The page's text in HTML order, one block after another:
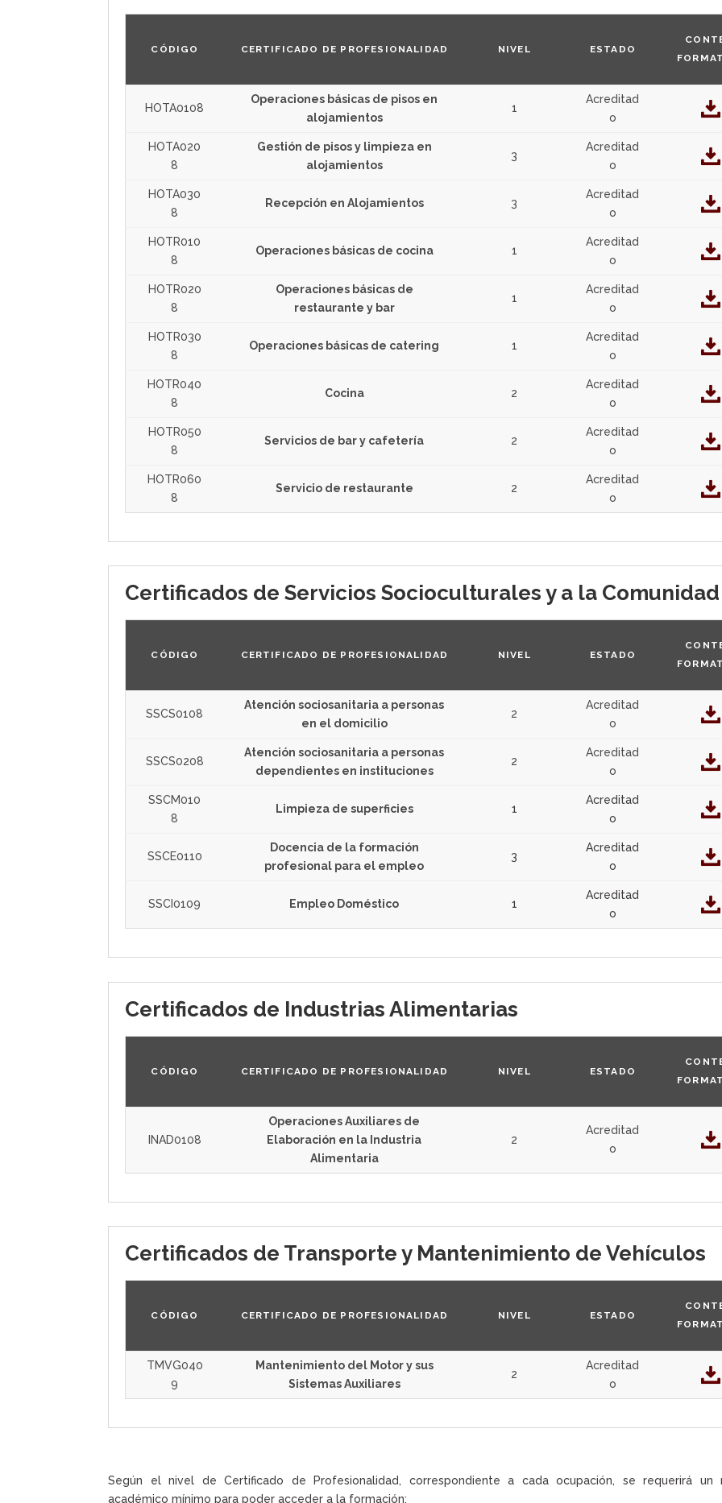
CÓDIGO CERTIFICADO DE PROFESIONALIDAD NIVEL ESTADO
HOTA0108
Operaciones básicas de pisos en
alojamientos
1
Acreditad
o
HOTA020
8
Gestión de pisos y limpieza en
alojamientos
3
Acreditad
o
HOTA030
8
Recepción en Alojamientos 3
Acreditad
o
HOTR010
8
Operaciones básicas de cocina 1
Acreditad
o
HOTR020
8
Operaciones básicas de
restaurante y bar
1
Acreditad
o
HOTR030
8
Operaciones básicas de catering 1
Acreditad
o
HOTR040
8
Cocina 2
Acreditad
o
HOTR050
8
Servicios de bar y cafetería 2
Acreditad
o
HOTR060
8
Servicio de restaurante 2
Acreditad
o
Certificados de Servicios Socioculturales y a la Comunidad
CÓDIGO CERTIFICADO DE PROFESIONALIDAD NIVEL ESTADO
SSCS0108
Atención sociosanitaria a personas
en el domicilio
2
Acreditad
o
SSCS0208
Atención sociosanitaria a personas
dependientes en instituciones
2
Acreditad
o
SSCM010
8
Limpieza de superficies 1
Acreditad
o
SSCE0110
Docencia de la formación
profesional para el empleo
3
Acreditad
o
SSCI0109 Empleo Doméstico 1
Acreditad
o
Certificados de Industrias Alimentarias
CÓDIGO CERTIFICADO DE PROFESIONALIDAD NIVEL ESTADO
INAD0108
Operaciones Auxiliares de
Elaboración en la Industria
Alimentaria
2
Acreditad
o
Certificados de Transporte y Mantenimiento de Vehículos
CÓDIGO CERTIFICADO DE PROFESIONALIDAD NIVEL ESTADO
TMVG040
9
Mantenimiento del Motor y sus
Sistemas Auxiliares
2
Acreditad
o
Según el nivel de Certificado de Profesionalidad, correspondiente a cada ocupación, se requerirá un
académico mínimo para poder acceder a la formación: